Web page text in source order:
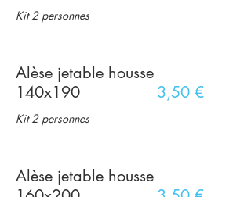
Kit 2 personnes
Alèse jetable housse
140x190
Kit 2 personnes
3,50 €
Alèse jetable housse